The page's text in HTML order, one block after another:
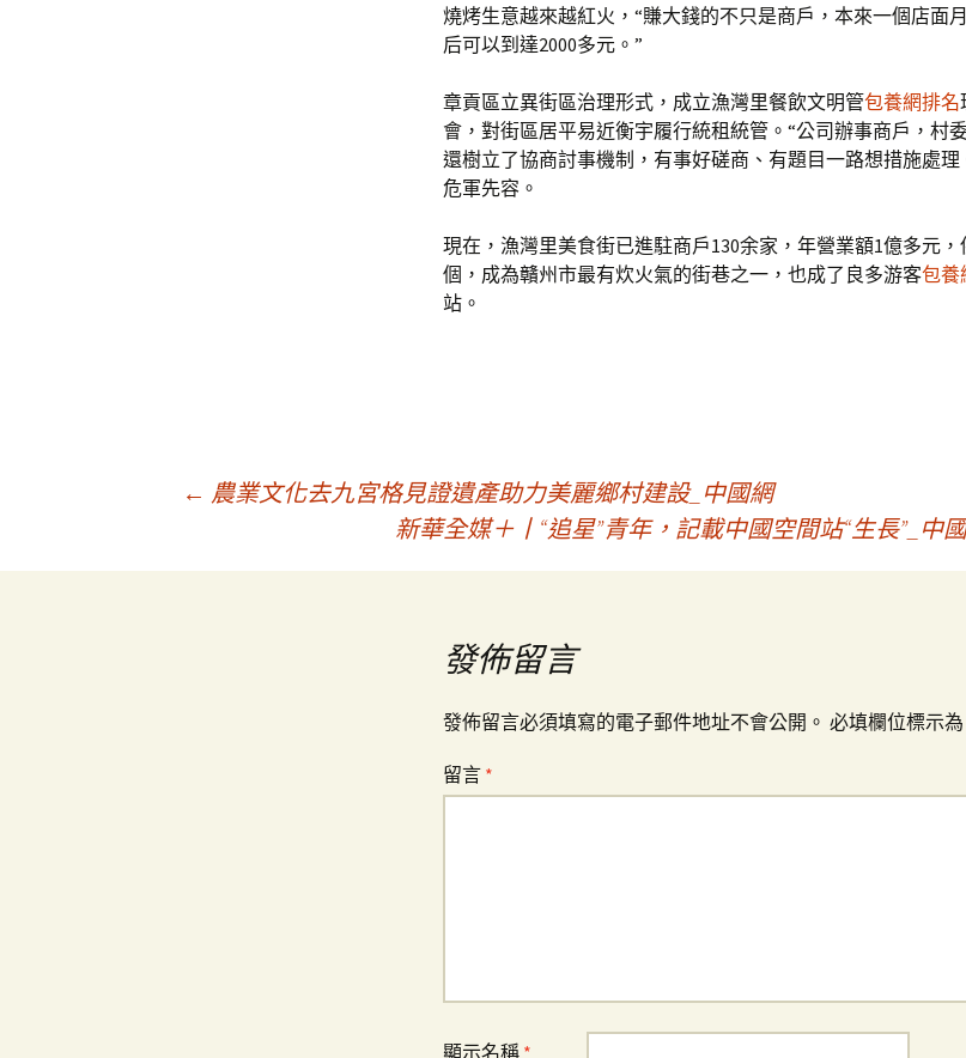
燒烤生意越來越紅火，“賺大錢的不只是商戶，本來一個店面
后可以到達2000多元。”
章貢區立異街區治理形式，成立漁灣里餐飲文明管包養網排名
會，對街區居平易近衡宇履行統租統管。“公司辦事商戶，村
還樹立了協商討事機制，有事好磋商、有題目一路想措施處
危軍先容。
現在，漁灣里美食街已進駐商戶130余家，年營業額1億多元，
個，成為贛州市最有炊火氣的街巷之一，也成了良多游客包養
站。
章
← 農業文化去九宮格見證遺產助力美麗鄉村建設_中國網
新華全媒＋丨“追星”青年，記載中國空間站“生長”_
發佈留言
發佈留言必須填寫的電子郵件地址不會公開。 必填欄位標示為
留言 *
顯示名稱 *